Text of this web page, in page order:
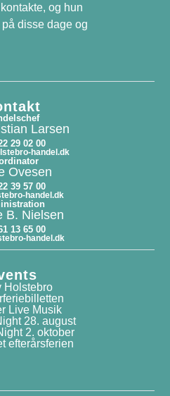
og hun
disse dage og
Larsen
29 02 00
handel.dk
Ovesen
39 57 00
handel.dk
B. Nielsen
13 65 00
handel.dk
Holstebro
Live Musik
28. august
2. oktober
efterårsferien